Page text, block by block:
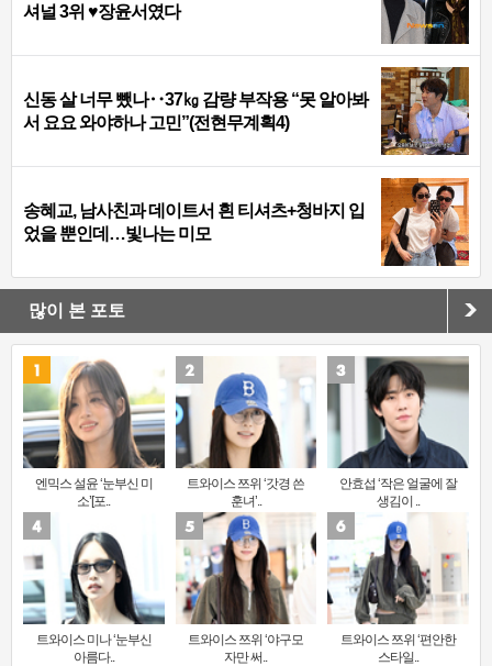
셔널 3위 ♥장윤서였다
신동 살 너무 뺐나‥37㎏ 감량 부작용 “못 알아봐
서 요요 와야하나 고민”(전현무계획4)
송혜교, 남사친과 데이트서 흰 티셔츠+청바지 입
었을 뿐인데…빛나는 미모
많이 본 포토
엔믹스 설윤 ‘눈부신 미
소’[포..
트와이스 쯔위 ‘갓경 쓴
훈녀’..
안효섭 ‘작은 얼굴에 잘
생김이 ..
트와이스 미나 ‘눈부신
아름다..
트와이스 쯔위 ‘야구모
자만 써..
트와이스 쯔위 ‘편안한
스타일..